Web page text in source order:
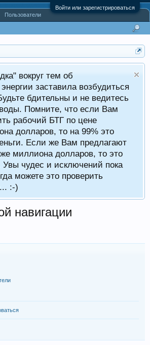
Войти или зарегистрироваться
вокруг тем об
заставила возбудиться
бдительны и не ведитесь
Помните, что если Вам
рабочий БТГ по цене
долларов, то на 99% это
Если же Вам предлагают
миллиона долларов, то это
Увы чудес и исключений пока
можете это проверить
:-)
навигации
Пользователи